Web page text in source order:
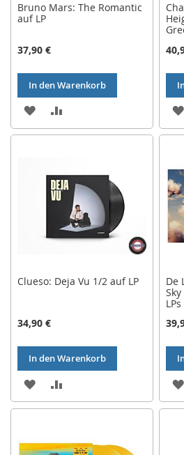
Bruno Mars: The Romantic
auf LP
37,90 €
In den Warenkorb
ZUR
WUNSCHLISTE
VERGLEICHSLISTE
Clueso: Deja Vu 1/2 auf LP
34,90 €
In den Warenkorb
ZUR
WUNSCHLISTE
VERGLEICHSLISTE
De
LPs